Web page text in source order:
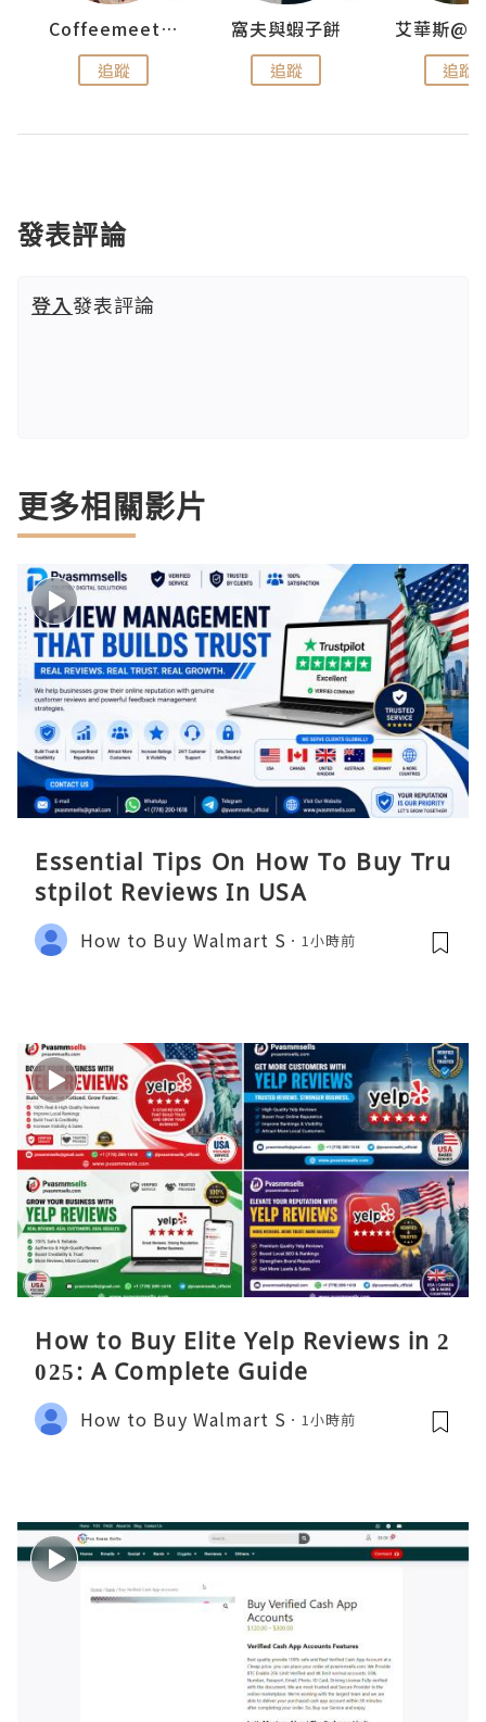
Coffeemeetjojo
追蹤
窩夫與蝦子餅
追蹤 追蹤
發表評論
登入發表評論
更多相關影片
Essential Tips On How To Buy Tru
stpilot Reviews In USA
How to Buy Walmart S 1小時前
How to Buy Elite Yelp Reviews in 2
025: A Complete Guide
How to Buy Walmart S 1小時前